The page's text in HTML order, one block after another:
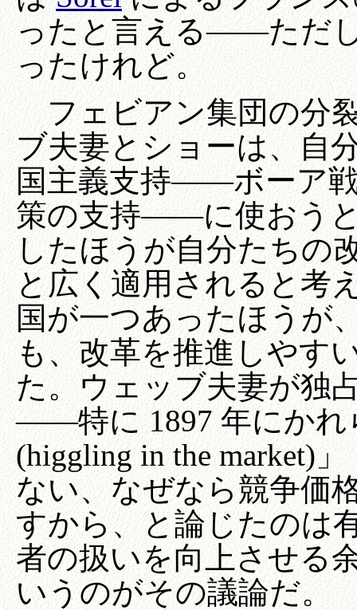
ったと言える――ただ
ったけれど。
フェビアン集団の分
ブ夫妻とショーは、自
国主義支持――ボーア
策の支持――に使おう
したほうが自分たちの
と広く適用されると考
国が一つあったほうが
も、改革を推進しやす
た。ウェッブ夫妻が独
――特に 1897 年にかれ
(higgling in the market)
ない、なぜなら競争価
すから、と論じたのは
者の扱いを向上させる
いうのがその議論だ。